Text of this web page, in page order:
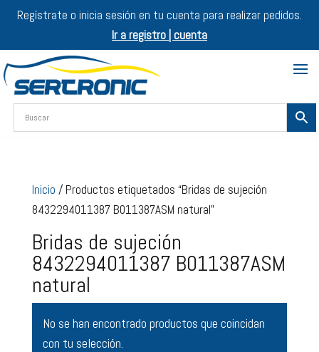
Regístrate o inicia sesión en tu cuenta para realizar pedidos.
Ir a registro | cuenta
Inicio / Productos etiquetados “Bridas de sujeción
8432294011387 B011387ASM natural”
Bridas de sujeción
8432294011387 B011387ASM
natural
No se han encontrado productos que coincidan
con tu selección.